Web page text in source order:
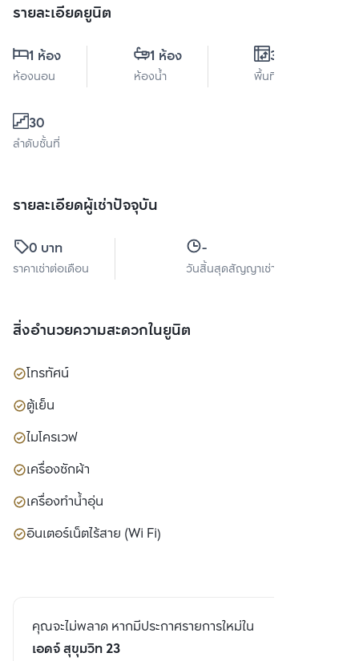
รายละเอียดยูนิต
1 ห้อง
ห้องนอน
1 ห้อง
ห้องน้ำ
33 ตร.ม.
พื้นที่ใช้สอย
30
ลำดับชั้นที่
รายละเอียดผู้เช่าปัจจุบัน
0 บาท
ราคาเช่าต่อเดือน
-
วันสิ้นสุดสัญญาเช่า
สิ่งอำนวยความสะดวกในยูนิต
โทรทัศน์
ตู้เย็น
ไมโครเวฟ
เครื่องซักผ้า
เครื่องทำน้ำอุ่น
อินเตอร์เน็ตไร้สาย (Wi Fi)
คุณจะไม่พลาด หากมีประกาศรายการใหม่ใน
เอดจ์ สุขุมวิท 23